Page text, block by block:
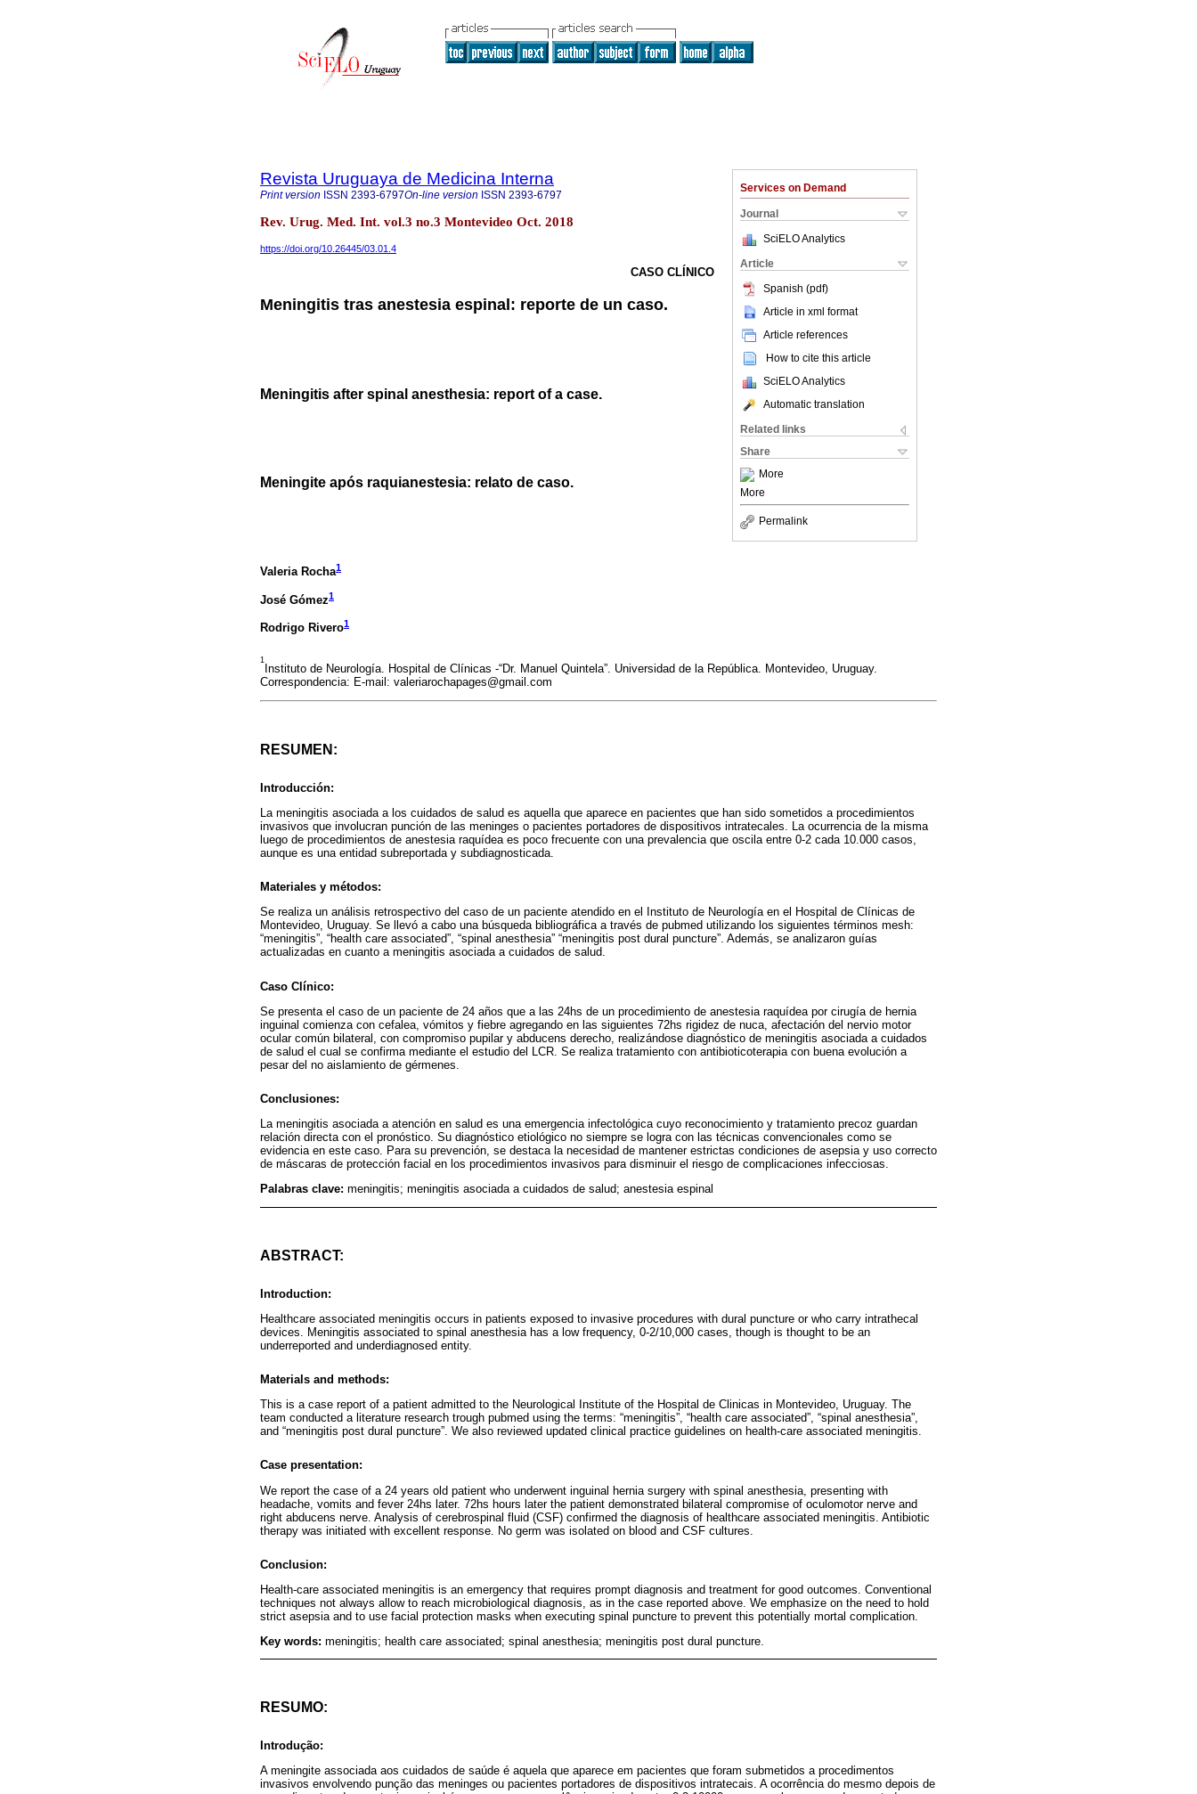
Services on Demand
Journal
SciELO Analytics
Article
Spanish (pdf)
Article in xml format
Article references
How to cite this article
SciELO Analytics
Automatic translation
Related links
Share
More
More
Permalink
Revista Uruguaya de Medicina Interna
Print version ISSN 2393-6797On-line version ISSN 2393-6797
Rev. Urug. Med. Int. vol.3 no.3 Montevideo Oct. 2018
https://doi.org/10.26445/03.01.4
CASO CLÍNICO
Meningitis tras anestesia espinal: reporte de un caso.
Meningitis after spinal anesthesia: report of a case.
Meningite após raquianestesia: relato de caso.
Valeria Rocha1
José Gómez1
Rodrigo Rivero1
1
Instituto de Neurología. Hospital de Clínicas -“Dr. Manuel Quintela”. Universidad de la República. Montevideo, Uruguay.
Correspondencia: E-mail: valeriarochapages@gmail.com
RESUMEN:
Introducción:
La meningitis asociada a los cuidados de salud es aquella que aparece en pacientes que han sido sometidos a procedimientos
invasivos que involucran punción de las meninges o pacientes portadores de dispositivos intratecales. La ocurrencia de la misma
luego de procedimientos de anestesia raquídea es poco frecuente con una prevalencia que oscila entre 0-2 cada 10.000 casos,
aunque es una entidad subreportada y subdiagnosticada.
Materiales y métodos:
Se realiza un análisis retrospectivo del caso de un paciente atendido en el Instituto de Neurología en el Hospital de Clínicas de
Montevideo, Uruguay. Se llevó a cabo una búsqueda bibliográfica a través de pubmed utilizando los siguientes términos mesh:
“meningitis”, “health care associated”, “spinal anesthesia” “meningitis post dural puncture”. Además, se analizaron guías
actualizadas en cuanto a meningitis asociada a cuidados de salud.
Caso Clínico:
Se presenta el caso de un paciente de 24 años que a las 24hs de un procedimiento de anestesia raquídea por cirugía de hernia
inguinal comienza con cefalea, vómitos y fiebre agregando en las siguientes 72hs rigidez de nuca, afectación del nervio motor
ocular común bilateral, con compromiso pupilar y abducens derecho, realizándose diagnóstico de meningitis asociada a cuidados
de salud el cual se confirma mediante el estudio del LCR. Se realiza tratamiento con antibioticoterapia con buena evolución a
pesar del no aislamiento de gérmenes.
Conclusiones:
La meningitis asociada a atención en salud es una emergencia infectológica cuyo reconocimiento y tratamiento precoz guardan
relación directa con el pronóstico. Su diagnóstico etiológico no siempre se logra con las técnicas convencionales como se
evidencia en este caso. Para su prevención, se destaca la necesidad de mantener estrictas condiciones de asepsia y uso correcto
de máscaras de protección facial en los procedimientos invasivos para disminuir el riesgo de complicaciones infecciosas.
Palabras clave: meningitis; meningitis asociada a cuidados de salud; anestesia espinal
ABSTRACT:
Introduction:
Healthcare associated meningitis occurs in patients exposed to invasive procedures with dural puncture or who carry intrathecal
devices. Meningitis associated to spinal anesthesia has a low frequency, 0-2/10,000 cases, though is thought to be an
underreported and underdiagnosed entity.
Materials and methods:
This is a case report of a patient admitted to the Neurological Institute of the Hospital de Clinicas in Montevideo, Uruguay. The
team conducted a literature research trough pubmed using the terms: “meningitis”, “health care associated”, “spinal anesthesia”,
and “meningitis post dural puncture”. We also reviewed updated clinical practice guidelines on health-care associated meningitis.
Case presentation:
We report the case of a 24 years old patient who underwent inguinal hernia surgery with spinal anesthesia, presenting with
headache, vomits and fever 24hs later. 72hs hours later the patient demonstrated bilateral compromise of oculomotor nerve and
right abducens nerve. Analysis of cerebrospinal fluid (CSF) confirmed the diagnosis of healthcare associated meningitis. Antibiotic
therapy was initiated with excellent response. No germ was isolated on blood and CSF cultures.
Conclusion:
Health-care associated meningitis is an emergency that requires prompt diagnosis and treatment for good outcomes. Conventional
techniques not always allow to reach microbiological diagnosis, as in the case reported above. We emphasize on the need to hold
strict asepsia and to use facial protection masks when executing spinal puncture to prevent this potentially mortal complication.
Key words: meningitis; health care associated; spinal anesthesia; meningitis post dural puncture.
RESUMO:
Introdução:
A meningite associada aos cuidados de saúde é aquela que aparece em pacientes que foram submetidos a procedimentos
invasivos envolvendo punção das meninges ou pacientes portadores de dispositivos intratecais. A ocorrência do mesmo depois de